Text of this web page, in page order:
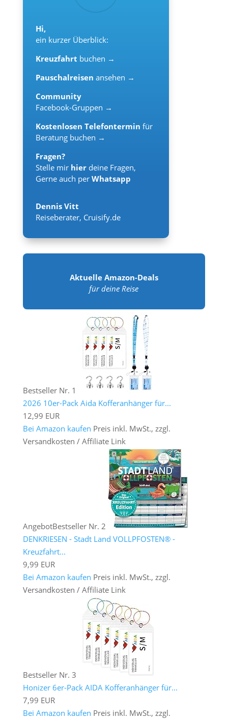
Hi,
ein kurzer Überblick:
Kreuzfahrt buchen →
Pauschalreisen ansehen →
Community
Facebook-Gruppen →
Kostenlosen Telefontermin für
Beratung buchen →
Fragen?
Stelle mir hier deine Fragen,
Gerne auch per Whatsapp
Dennis Vitt
Reiseberater, Cruisify.de
Aktuelle Amazon-Deals
für deine Reise
Bestseller Nr. 1
2026 10er-Pack Aida Kofferanhänger für...
12,99 EUR
Bei Amazon kaufen Preis inkl. MwSt., zzgl.
Versandkosten / Affiliate Link
AngebotBestseller Nr. 2
DENKRIESEN - Stadt Land VOLLPFOSTEN® -
Kreuzfahrt...
9,99 EUR
Bei Amazon kaufen Preis inkl. MwSt., zzgl.
Versandkosten / Affiliate Link
Bestseller Nr. 3
Honizer 6er-Pack AIDA Kofferanhänger für...
7,99 EUR
Bei Amazon kaufen Preis inkl. MwSt., zzgl.